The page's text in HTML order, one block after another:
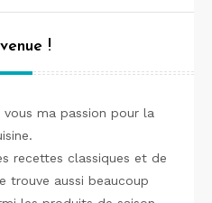
!
ma passion pour la
recettes classiques et de
trouve aussi beaucoup